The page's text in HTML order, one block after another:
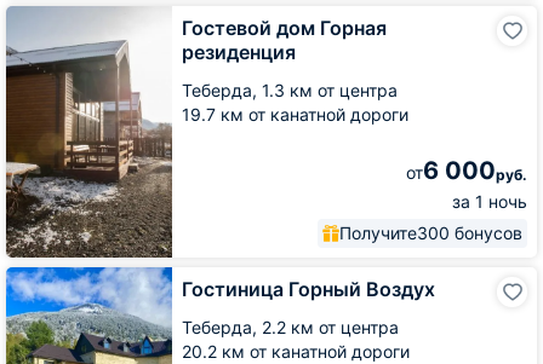
Гостевой дом Горная
резиденция
Теберда, 1.3 км от центра
19.7 км от канатной дороги
от6 000руб.
за 1 ночь
Получите300 бонусов
Гостевой
Горная
резиденция
Гостиница Горный Воздух
Теберда, 2.2 км от центра
20.2 км от канатной дороги
Гостиница
Горный
Воздух